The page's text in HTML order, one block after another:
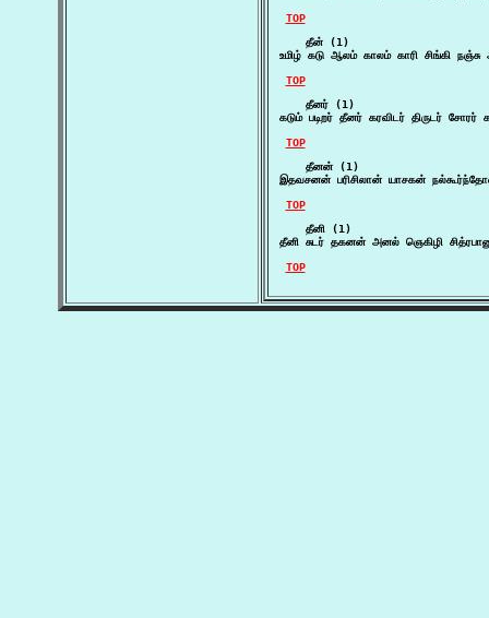
TOP
    தீன் (1)
உமிழ் கடு ஆலம் காலம் காரி சிங்கி
TOP
    தீனர் (1)
கடும் படிறர் தீனர் கரவிடர் திருடர்
TOP
    தீனன் (1)
இதவசனன் பரிசிலான் யாசகன்
TOP
    தீனி (1)
தீனி சுடர் தகனன் அனல் ஞெகிழி
TOP